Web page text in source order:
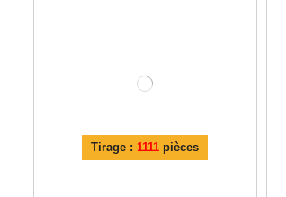
Tirage :1111 pièces